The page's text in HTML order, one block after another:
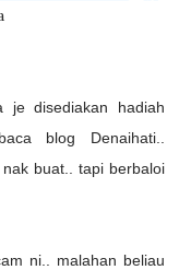
je disediakan hadiah
blog Denaihati..
buat.. tapi berbaloi
ni.. malahan beliau